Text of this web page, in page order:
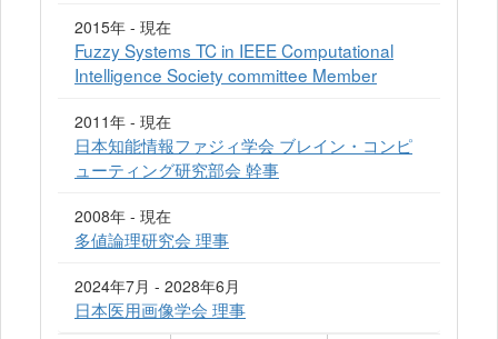
2015年 - 現在
Fuzzy Systems TC in IEEE Computational
Intelligence Society committee Member
2011年 - 現在
日本知能情報ファジィ学会 ブレイン・コンピ
ューティング研究部会 幹事
2008年 - 現在
多値論理研究会 理事
2024年7月 - 2028年6月
日本医用画像学会 理事